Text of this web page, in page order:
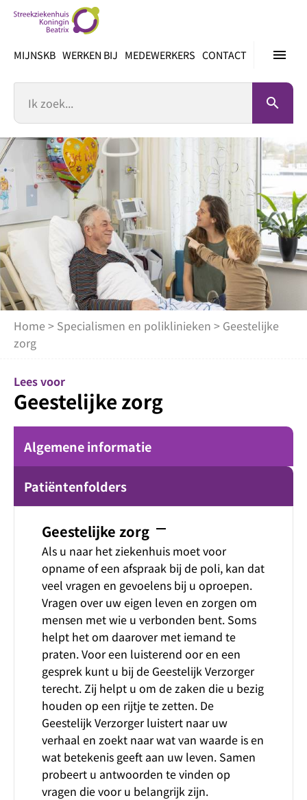
inhoud
menu
MIJNSKB WERKEN BIJ MEDEWERKERS CONTACT
search
Home > Specialismen en poliklinieken > Geestelijke
zorg
Lees voor
Geestelijke zorg
Algemene informatie
Patiëntenfolders
Geestelijke zorg remove
Als u naar het ziekenhuis moet voor
opname of een afspraak bij de poli, kan dat
veel vragen en gevoelens bij u oproepen.
Vragen over uw eigen leven en zorgen om
mensen met wie u verbonden bent. Soms
helpt het om daarover met iemand te
praten. Voor een luisterend oor en een
gesprek kunt u bij de Geestelijk Verzorger
terecht. Zij helpt u om de zaken die u bezig
houden op een rijtje te zetten. De
Geestelijk Verzorger luistert naar uw
verhaal en zoekt naar wat van waarde is en
wat betekenis geeft aan uw leven. Samen
probeert u antwoorden te vinden op
vragen die voor u belangrijk zijn.